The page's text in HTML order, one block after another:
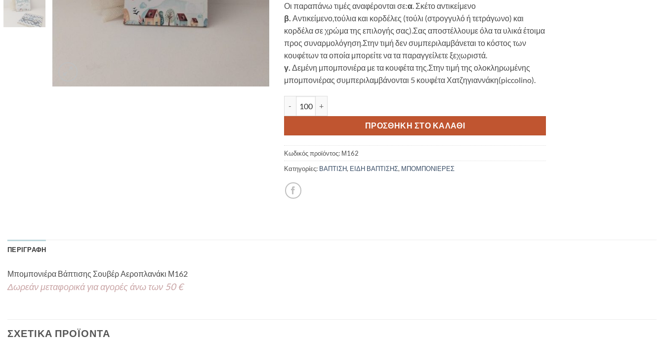
Οι παραπάνω τιμές αναφέρονται σε:α . Σκέτο αντικείμενο
β. Αντικείμενο,τούλια και κορδέλες (τούλι (στρογγυλό ή τετράγωνο) και
κορδέλα σε χρώμα της επιλογής σας).Σας αποστέλλουμε όλα τα υλικά έτοιμα
προς συναρμολόγηση.Στην τιμή δεν συμπεριλαμβάνεται το κόστος των
κουφέτων τα οποία μπορείτε να τα παραγγείλετε ξεχωριστά.
γ. Δεμένη μπομπονιέρα με τα κουφέτα της.Στην τιμή της ολοκληρωμένης
μπομπονιέρας συμπεριλαμβάνονται 5 κουφέτα Χατζηγιαννάκη(piccolino).
ΠΡΟΣΘΉΚΗ ΣΤΟ ΚΑΛΆΘΙ
Κωδικός προϊόντος: Μ162
Κατηγορίες: ΒΑΠΤΙΣΗ, ΕΙΔΗ ΒΑΠΤΙΣΗΣ, ΜΠΟΜΠΟΝΙΕΡΕΣ
ΠΕΡΙΓΡΑΦΉ
Μπομπονιέρα Βάπτισης Σουβέρ Αεροπλανάκι Μ162
Δωρεάν μεταφορικά για αγορές άνω των 50 €
ΣΧΕΤΙΚΆ ΠΡΟΪΌΝΤΑ